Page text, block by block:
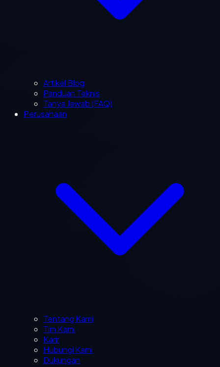
Artikel Blog
Panduan Teknis
Tanya Jawab (FAQ)
Perusahaan
Tentang Kami
Tim Kami
Karir
Hubungi Kami
Dukungan